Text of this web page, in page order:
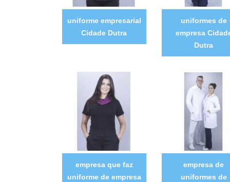
uniforme empresarial
Cidade Dutra
uniformes de
empresa
Dutra
empresa que faz
uniforme de empresa
empresa de
uniformes de